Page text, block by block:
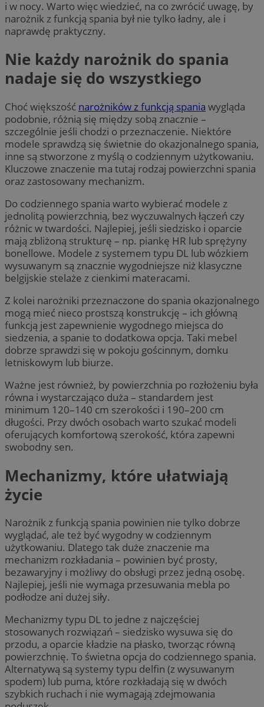
i w nocy. Warto więc wiedzieć, na co zwrócić uwagę, by
narożnik z funkcją spania był nie tylko ładny, ale i
naprawdę praktyczny.
Nie każdy narożnik do spania
nadaje się do wszystkiego
Choć większość narożników z funkcją spania wygląda
podobnie, różnią się między sobą znacznie –
szczególnie jeśli chodzi o przeznaczenie. Niektóre
modele sprawdzą się świetnie do okazjonalnego spania,
inne są stworzone z myślą o codziennym użytkowaniu.
Kluczowe znaczenie ma tutaj rodzaj powierzchni spania
oraz zastosowany mechanizm.
Do codziennego spania warto wybierać modele z
jednolitą powierzchnią, bez wyczuwalnych łączeń czy
różnic w twardości. Najlepiej, jeśli siedzisko i oparcie
mają zbliżoną strukturę – np. piankę HR lub sprężyny
bonellowe. Modele z systemem typu DL lub wózkiem
wysuwanym są znacznie wygodniejsze niż klasyczne
belgijskie stelaże z cienkimi materacami.
Z kolei narożniki przeznaczone do spania okazjonalnego
mogą mieć nieco prostszą konstrukcję – ich główną
funkcją jest zapewnienie wygodnego miejsca do
siedzenia, a spanie to dodatkowa opcja. Taki mebel
dobrze sprawdzi się w pokoju gościnnym, domku
letniskowym lub biurze.
Ważne jest również, by powierzchnia po rozłożeniu była
równa i wystarczająco duża – standardem jest
minimum 120–140 cm szerokości i 190–200 cm
długości. Przy dwóch osobach warto szukać modeli
oferujących komfortową szerokość, która zapewni
swobodny sen.
Mechanizmy, które ułatwiają
życie
Narożnik z funkcją spania powinien nie tylko dobrze
wyglądać, ale też być wygodny w codziennym
użytkowaniu. Dlatego tak duże znaczenie ma
mechanizm rozkładania – powinien być prosty,
bezawaryjny i możliwy do obsługi przez jedną osobę.
Najlepiej, jeśli nie wymaga przesuwania mebla po
podłodze ani dużej siły.
Mechanizmy typu DL to jedne z najczęściej
stosowanych rozwiązań – siedzisko wysuwa się do
przodu, a oparcie kładzie na płasko, tworząc równą
powierzchnię. To świetna opcja do codziennego spania.
Alternatywą są systemy typu delfin (z wysuwanym
spodem) lub puma, które rozkładają się w dwóch
szybkich ruchach i nie wymagają zdejmowania